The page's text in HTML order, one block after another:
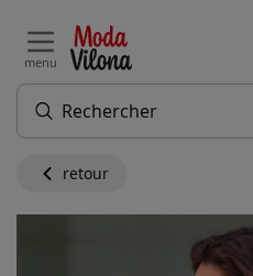
menu
retour